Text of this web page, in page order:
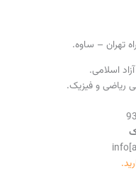
اسلامی.
ریاضی و فیزیک.